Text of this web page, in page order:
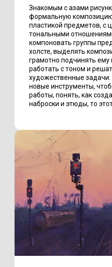
Знакомым с азами
формальную
пластикой предметов, с
тональными
компоновать группы
холсте, выделять
грамотно подчинять
работать с тоном и
художественные задачи.
новые инструменты,
работы, понять, как
наброски и этюды, то